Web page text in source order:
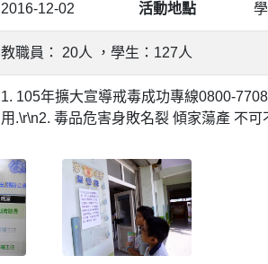
2016-12-02 活動地點
教職員： 20人 ，學生：127人
1. 105年擴大宣導戒毒成功專線0800-
用.\r\n2. 毒品危害身敗名裂 傾家蕩產 不可